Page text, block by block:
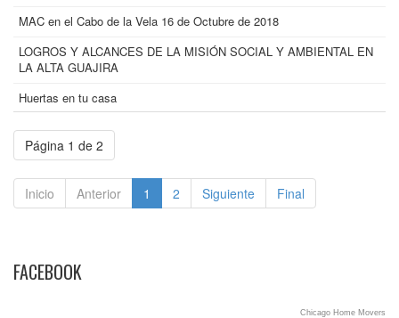
MAC en el Cabo de la Vela 16 de Octubre de 2018
LOGROS Y ALCANCES DE LA MISIÓN SOCIAL Y AMBIENTAL EN
LA ALTA GUAJIRA
Huertas en tu casa
Página 1 de 2
Inicio Anterior 1 2 Siguiente Final
FACEBOOK
Chicago Home Movers